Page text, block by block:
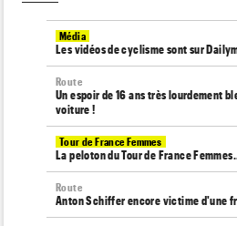
Média
Les vidéos de cyclisme sont sur
Route
Un espoir de 16 ans très lourdement
voiture !
Tour de France Femmes
La peloton du Tour de France
Route
Anton Schiffer encore victime d'une